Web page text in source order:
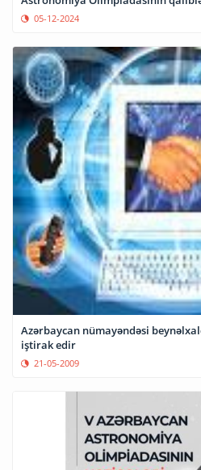
05-12-2024
Azərbaycan nümayəndəsi
iştirak edir
21-05-2009